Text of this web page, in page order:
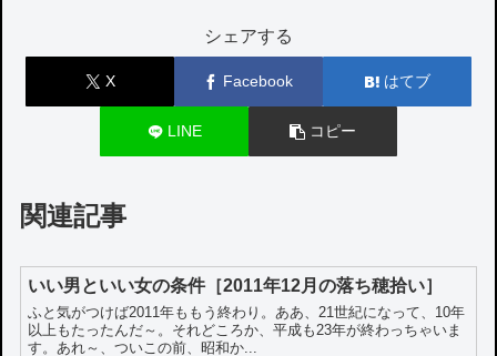
シェアする
X Facebook はてブ
LINE コピー
関連記事
いい男といい女の条件［2011年12月の落ち穂拾い］
ふと気がつけば2011年ももう終わり。ああ、21世紀になって、10年
以上もたったんだ～。それどころか、平成も23年が終わっちゃいま
す。あれ～、ついこの前、昭和か...